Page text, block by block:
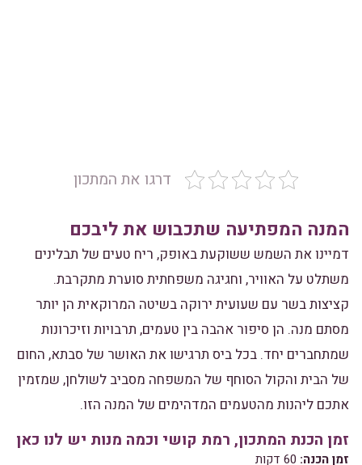
דרגו את המתכון
המנה המפתיעה שתכבוש את ליבכם
דמיינו את השמש ששוקעת באופק, ריח טעים של תבלינים
משתלט על האוויר, וחגיגה משפחתית סוערת מתקרבת.
קציצות בשר עם שעועית ירוקה בשיטה המרוקאית הן יותר
מסתם מנה. הן סיפור אהבה בין טעמים, תרבויות וזיכרונות
שמתחברים יחד. בכל ביס תרגישו את האושר של סבתא, החום
של הבית והקול הסוחף של המשפחה מסביב לשולחן, שמזמין
אתכם ליהנות מהטעמים המדהימים של המנה הזו.
זמן הכנת המתכון, רמת קושי וכמה מנות יש לנו כאן
זמן הכנה: